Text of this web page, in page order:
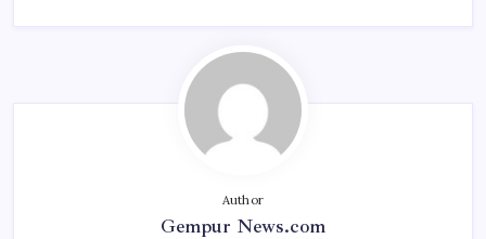
Author
Gempur News.com